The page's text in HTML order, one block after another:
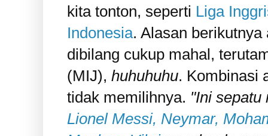
kita tonton, seperti Liga
Indonesia. Alasan
dibilang cukup mahal,
(MIJ), huhuhuhu. Kombinasi
tidak memilihnya. "Ini
Lionel Messi, Neymar,